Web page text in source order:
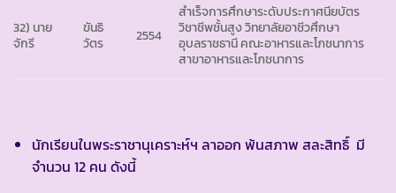
32) นาย
จักรี
ขันธิ
วัตร
2554
สำเร็จการศึกษาระดับประกาศนียบัตร
วิชาชีพชั้นสูง วิทยาลัยอาชีวศึกษา
อุบลราชธานี คณะอาหารและโภชนาการ
สาขาอาหารและโภชนาการ
นักเรียนในพระราชานุเคราะห์ฯ ลาออก พ้นสภาพ สละสิทธิ์ มี
จำนวน 12 คน ดังนี้